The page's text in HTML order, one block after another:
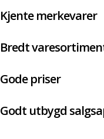
Kjente merkevarer
Bredt
Gode priser
Godt utbygd